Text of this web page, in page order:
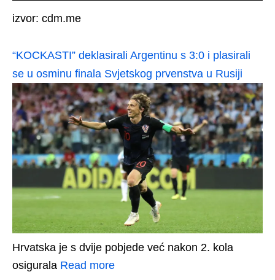
izvor: cdm.me
“KOCKASTI” deklasirali Argentinu s 3:0 i plasirali
se u osminu finala Svjetskog prvenstva u Rusiji
Hrvatska je s dvije pobjede već nakon 2. kola
osigurala Read more